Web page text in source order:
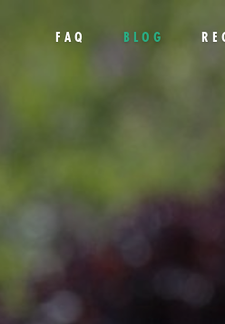
FAQ BLOG